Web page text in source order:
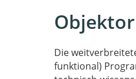
Die
funktional)